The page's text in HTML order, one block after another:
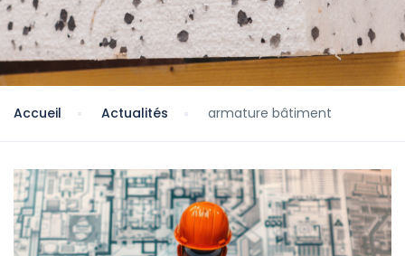
Accueil Actualités armature bâtiment